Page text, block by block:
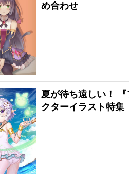
め合わせ
夏が待ち遠しい！
クターイラスト特集